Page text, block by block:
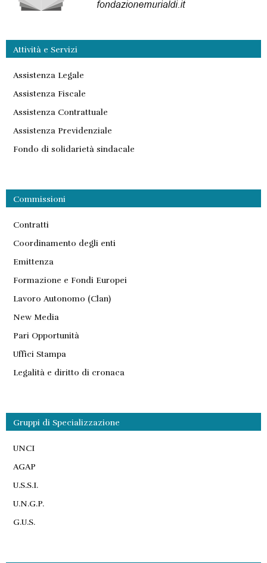
Attività e Servizi
Assistenza Legale
Assistenza Fiscale
Assistenza Contrattuale
Assistenza Previdenziale
Fondo di solidarietà sindacale
Commissioni
Contratti
Coordinamento degli enti
Emittenza
Formazione e Fondi Europei
Lavoro Autonomo (Clan)
New Media
Pari Opportunità
Uffici Stampa
Legalità e diritto di cronaca
Gruppi di Specializzazione
UNCI
AGAP
U.S.S.I.
U.N.G.P.
G.U.S.